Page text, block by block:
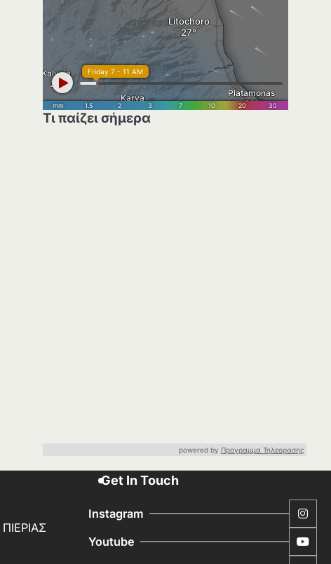
Τι παίζει σήμερα
powered by Προγραμμα Τηλεορασης
Get In Touch
Instagram
Youtube